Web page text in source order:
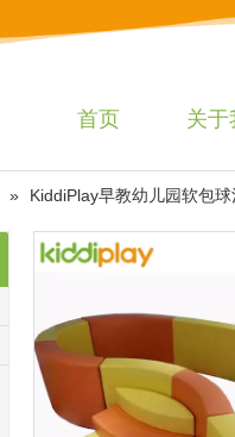
首页 关于
» KiddiPlay早教幼儿园软包